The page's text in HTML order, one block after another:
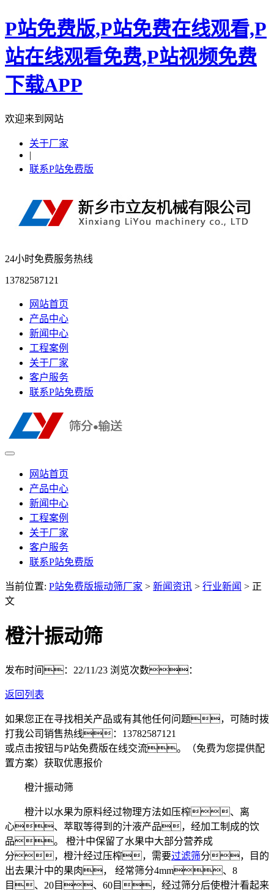
P站免费版,P站免费在线观看,P
站在线观看免费,P站视频免费
下载APP
欢迎来到网站
关于厂家
|
联系P站免费版
24小时免费服务热线
13782587121
网站首页
产品中心
新闻中心
工程案例
关于厂家
客户服务
联系P站免费版
网站首页
产品中心
新闻中心
工程案例
关于厂家
客户服务
联系P站免费版
当前位置: P站免费版振动筛厂家 > 新闻资讯 > 行业新闻 > 正
文
橙汁振动筛
发布时间：22/11/23 浏览次数：
返回列表
如果您正在寻找相关产品或有其他任何问题，可随时拨
打我公司销售热线： 13782587121
或点击按钮与P站免费版在线交流。（免费为您提供配
置方案） 获取优惠报价
橙汁振动筛
橙汁以水果为原料经过物理方法如压榨、离
心、萃取等得到的汁液产品，经加工制成的饮
品。 橙汁中保留了水果中大部分营养成
分，橙汁经过压榨，需要过滤筛分，目的
出去果汁中的果肉， 经常筛分4mm、8
目、20目、60目，经过筛分后使橙汁看起来